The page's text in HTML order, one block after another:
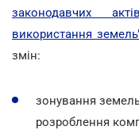
законодавчих
використання
змін:
зонування
розроблення